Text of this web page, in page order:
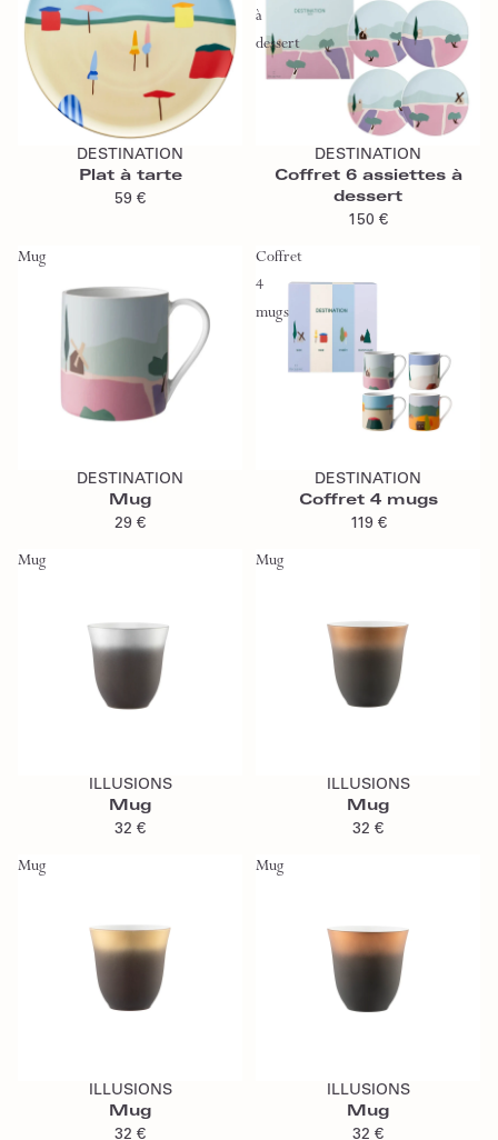
Ajouter au panier
DESTINATION
Plat à tarte
59 €
à
dessert
Ajouter au panier
DESTINATION
Coffret 6 assiettes à
dessert
150 €
Mug
DESTINATION
Mug
29 €
Coffret
4
mugs
DESTINATION
Coffret 4 mugs
119 €
Mug
ILLUSIONS
Mug
32 €
Mug
ILLUSIONS
Mug
32 €
Mug
ILLUSIONS
Mug
32 €
Mug
ILLUSIONS
Mug
32 €